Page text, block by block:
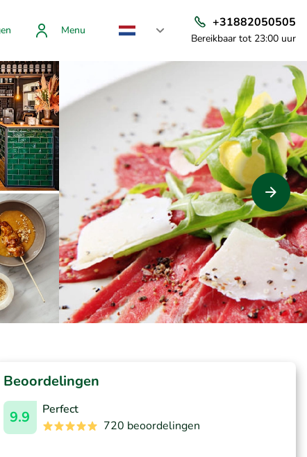
Menu
+31882050505
Bereikbaar tot 23:00 uur
Beoordelingen
9.9
Perfect
720 beoordelingen